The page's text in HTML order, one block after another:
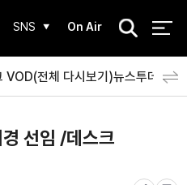
SNS On Air
검
VOD(전체 다시보기)뉴스투데이
선임 /데스크